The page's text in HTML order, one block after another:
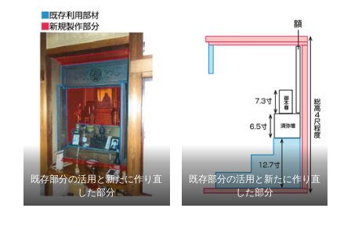
既存部分の活用と新たに作り直
した部分
既存部分の活用と新たに作り直
した部分